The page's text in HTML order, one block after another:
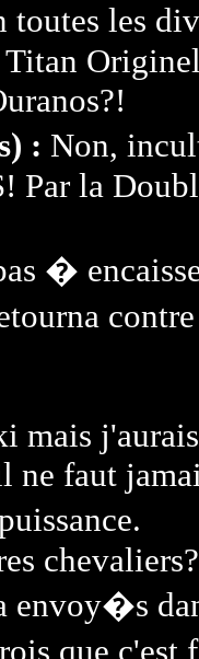
toutes les
: Non,
Par la
�
mais
ne faut
chevaliers?
que